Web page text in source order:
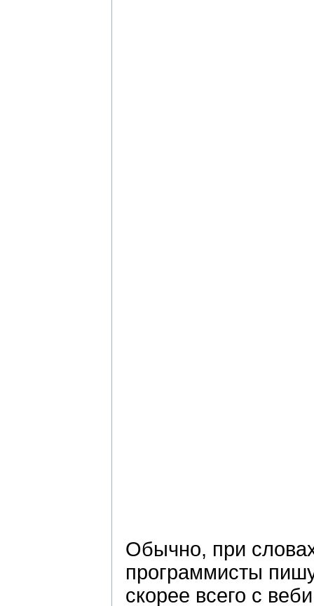
Обычно, при
программисты
скорее всего с